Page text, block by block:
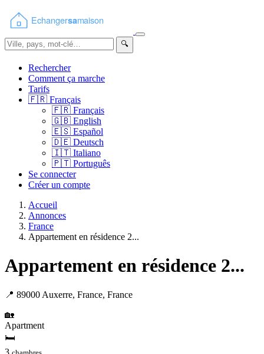
🔍
Rechercher
Comment ça marche
Tarifs
🇫🇷 Français
🇫🇷 Français
🇬🇧 English
🇪🇸 Español
🇩🇪 Deutsch
🇮🇹 Italiano
🇵🇹 Português
Se connecter
Créer un compte
Accueil
Annonces
France
Appartement en résidence 2...
Appartement en résidence 2...
📍 89000 Auxerre, France, France
🏡
Apartment
🛏
3